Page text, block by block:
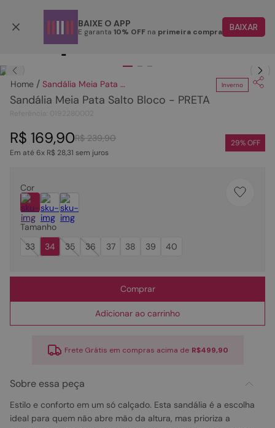
BAIXE O APP
E garanta 10% OFF na primeira compra BAIXAR
Sandália Meia Pata Salto Bloco - PRETA Inverno
Sandália Meia Pata Salto Bloco - PRETA
R$ 239,90
R$ 169,90
Em até6x R$ 28,31 sem juros
29% OFF
Cor
Tamanho
34
35 36 37 38 39 40
33
Comprar
Adicionar ao carrinho
Frete Grátis em compras acima de R$499,90
Sobre essa peça
Estilo e conforto em um só calçado. Esta sandália é a escolha
ideal para quem não abre mão da altura, mas prioriza a
1º
2º
rasteira
4º
sandalia
5º
bota
bolsa
sapatilha
couro